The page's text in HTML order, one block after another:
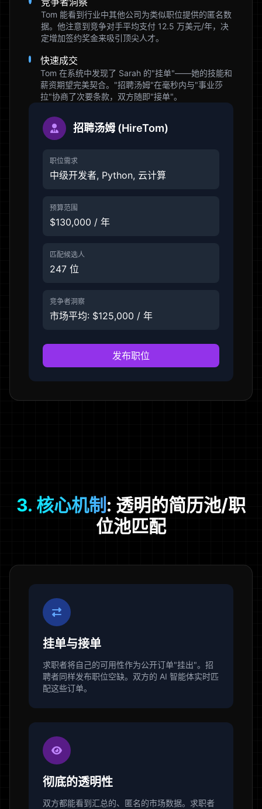
招聘汤姆 (HireTom)
职位需求
中级开发者, Python, 云计算
预算范围
$130,000 / 年
匹配候选人
247 位
竞争者洞察
市场平均: $125,000 / 年
发布职位
Tom 能看到行业中其他公司为类似职位提供的匿名数
据。他注意到竞争对手平均支付 12.5 万美元/年，决
定增加签约奖金来吸引顶尖人才。
快速成交
Tom 在系统中发现了 Sarah 的"挂单"——她的技能和
薪资期望完美契合。"招聘汤姆"在毫秒内与"事业莎
拉"协商了次要条款，双方随即"接单"。
3. 核心机制 : 透明的简历池/职
位池匹配
挂单与接单
求职者将自己的可用性作为公开订单"挂出"。招
聘者同样发布职位空缺。双方的 AI 智能体实时匹
配这些订单。
彻底的透明性
双方都能看到汇总的、匿名的市场数据。求职者